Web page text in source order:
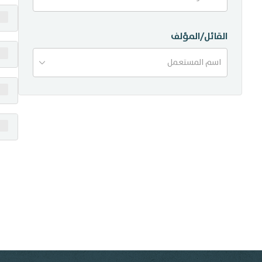
منشورات
تواصل معنا
القائل/المؤلف
اسم المستعمل